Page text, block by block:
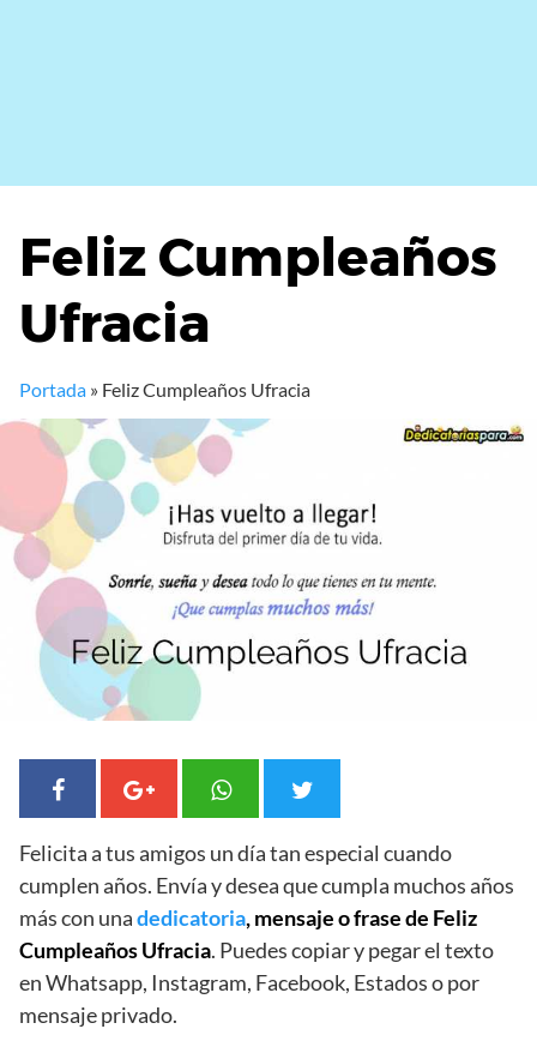
Feliz Cumpleaños
Ufracia
Portada » Feliz Cumpleaños Ufracia
Felicita a tus amigos un día tan especial cuando
cumplen años. Envía y desea que cumpla muchos años
más con unadedicatoria, mensaje o frase de Feliz
Cumpleaños Ufracia. Puedes copiar y pegar el texto
en Whatsapp, Instagram, Facebook, Estados o por
mensaje privado.